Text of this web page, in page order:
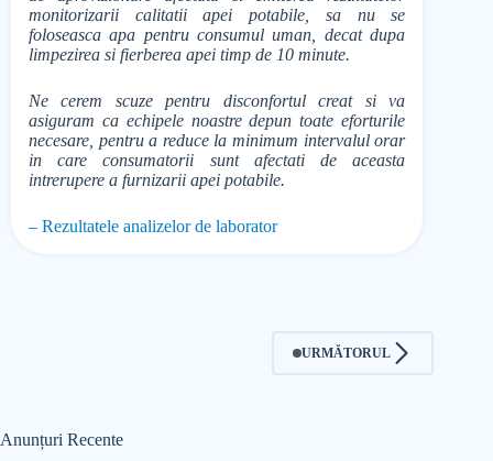
monitorizarii calitatii apei potabile, sa nu se
foloseasca apa pentru consumul uman, decat dupa
limpezirea si fierberea apei timp de 10 minute.
Ne cerem scuze pentru disconfortul creat si va
asiguram ca echipele noastre depun toate eforturile
necesare, pentru a reduce la minimum intervalul orar
in care consumatorii sunt afectati de aceasta
intrerupere a furnizarii apei potabile.
– Rezultatele analizelor de laborator
URMĂTORUL
Anunțuri Recente